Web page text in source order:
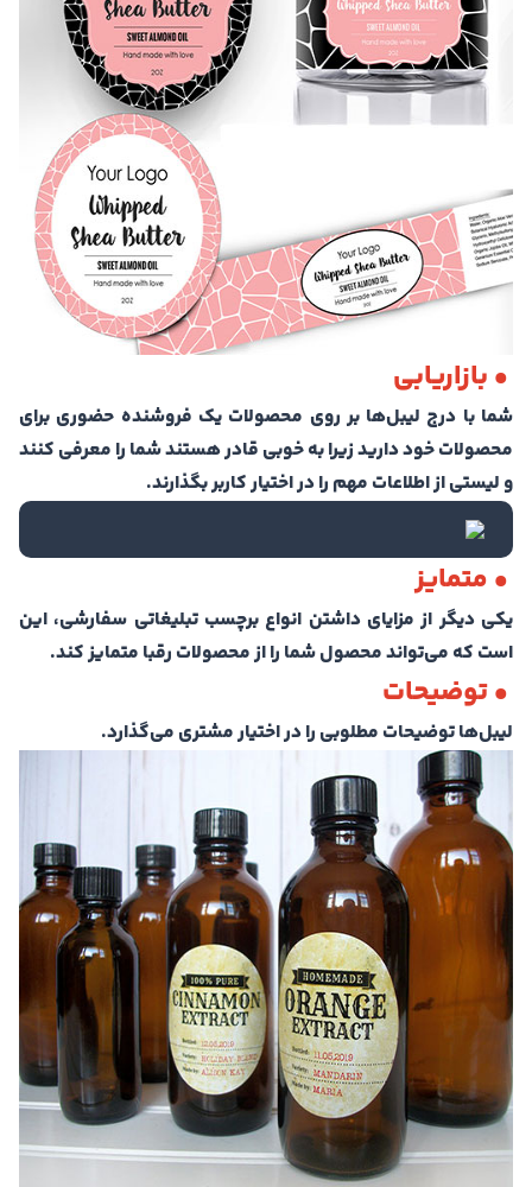
• بازاریابی
شما با درج لیبل‌ها بر روی محصولات یک فروشنده حضوری برای
محصولات خود دارید زیرا به خوبی قادر هستند شما را معرفی کنند
و لیستی از اطلاعات مهم را در اختیار کاربر بگذارند.
• متمایز
یکی دیگر از مزایای داشتن انواع برچسب تبلیغاتی سفارشی، این
است که می‌تواند محصول شما را از محصولات رقبا متمایز کند.
• توضیحات
لیبل‌ها توضیحات مطلوبی را در اختیار مشتری می‌گذارد.